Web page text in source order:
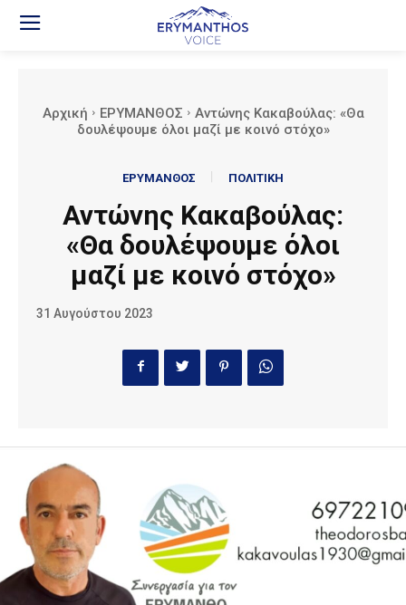
Αρχική ΕΡΥΜΑΝΘΟΣ
Αντώνης Κακαβούλας: «Θα
δουλέψουμε όλοι μαζί με κοινό στόχο»
ΕΡΥΜΑΝΘΟΣ ΠΟΛΙΤΙΚΗ
Αντώνης Κακαβούλας:
«Θα δουλέψουμε όλοι
μαζί με κοινό στόχο»
31 Αυγούστου 2023